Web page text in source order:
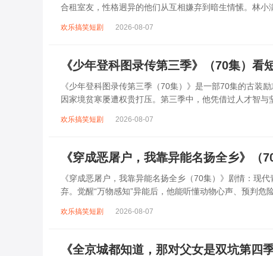
合租室友，性格迥异的他们从互相嫌弃到暗生情愫。林
欢乐搞笑短剧 2026-08-07
《少年登科图录传第三季》（70集）看
《少年登科图录传第三季（70集）》是一部70集的古装
因家境贫寒屡遭权贵打压。第三季中，他凭借过人才智
欢乐搞笑短剧 2026-08-07
《穿成恶屠户，我靠异能名扬全乡》（
《穿成恶屠户，我靠异能名扬全乡（70集）》剧情：现
弃。觉醒“万物感知”异能后，他能听懂动物心声、预判危
欢乐搞笑短剧 2026-08-07
《全京城都知道，那对父女是双坑第四